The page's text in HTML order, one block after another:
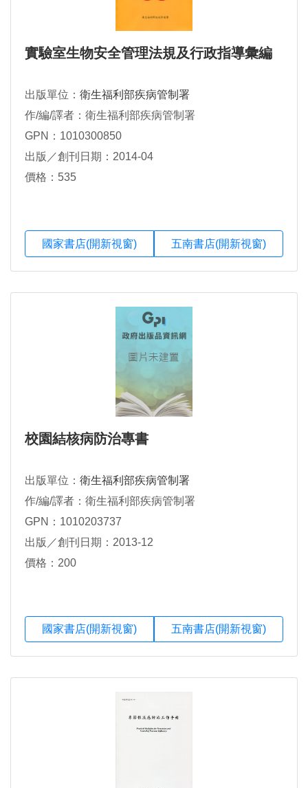
實驗室生物安全管理法規及行政指導彙編
出版單位： 衛生福利部疾病管制署
作/編/譯者：衛生福利部疾病管制署
GPN：1010300850
出版／創刊日期：2014-04
價格：535
國家書店(開新視窗) 五南書店(開新視窗)
校園結核病防治專書
出版單位： 衛生福利部疾病管制署
作/編/譯者：衛生福利部疾病管制署
GPN：1010203737
出版／創刊日期：2013-12
價格：200
國家書店(開新視窗) 五南書店(開新視窗)